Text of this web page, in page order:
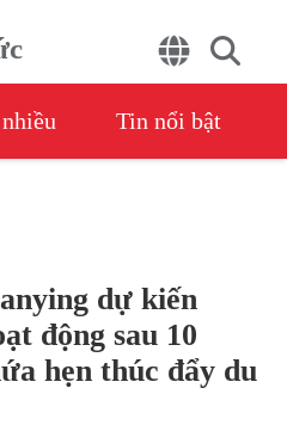
Tin nổi bật
dự kiến
động sau 10
hẹn thúc đẩy du